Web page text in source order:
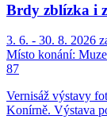
Brdy zblízka i
3. 6. - 30. 8. 2026
Místo konání:
87
Vernisáž výstavy
Konírně. Výstava